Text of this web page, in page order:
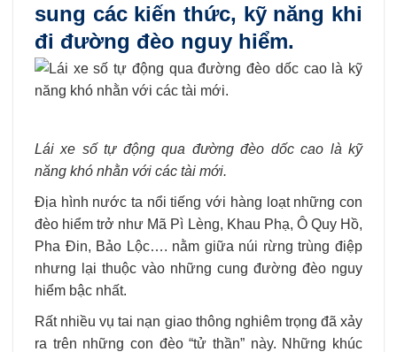
sung các kiến thức, kỹ năng khi
đi đường đèo nguy hiểm.
Lái xe số tự động qua đường đèo dốc cao là kỹ
năng khó nhằn với các tài mới.
Địa hình nước ta nổi tiếng với hàng loạt những con
đèo hiểm trở như Mã Pì Lèng, Khau Phạ, Ô Quy Hồ,
Pha Đin, Bảo Lộc…. nằm giữa núi rừng trùng điệp
nhưng lại thuộc vào những cung đường đèo nguy
hiểm bậc nhất.
Rất nhiều vụ tai nạn giao thông nghiêm trọng đã xảy
ra trên những con đèo “tử thần” này. Những khúc